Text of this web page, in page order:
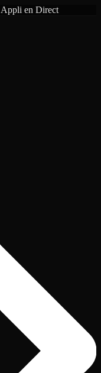
Appli en Direct